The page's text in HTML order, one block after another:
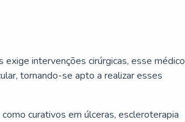
intervenções cirúrgicas, esse médico
tornando-se apto a realizar esses
curativos em úlceras, escleroterapia